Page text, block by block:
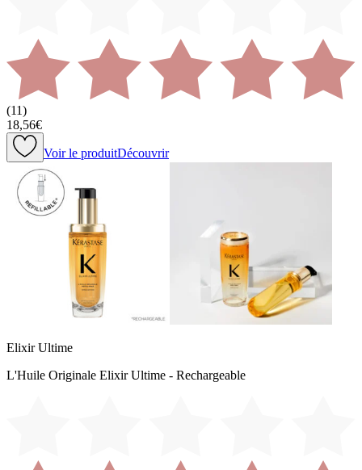
(11)
18,56€
Voir le produitDécouvrir
Elixir Ultime
L'Huile Originale Elixir Ultime - Rechargeable